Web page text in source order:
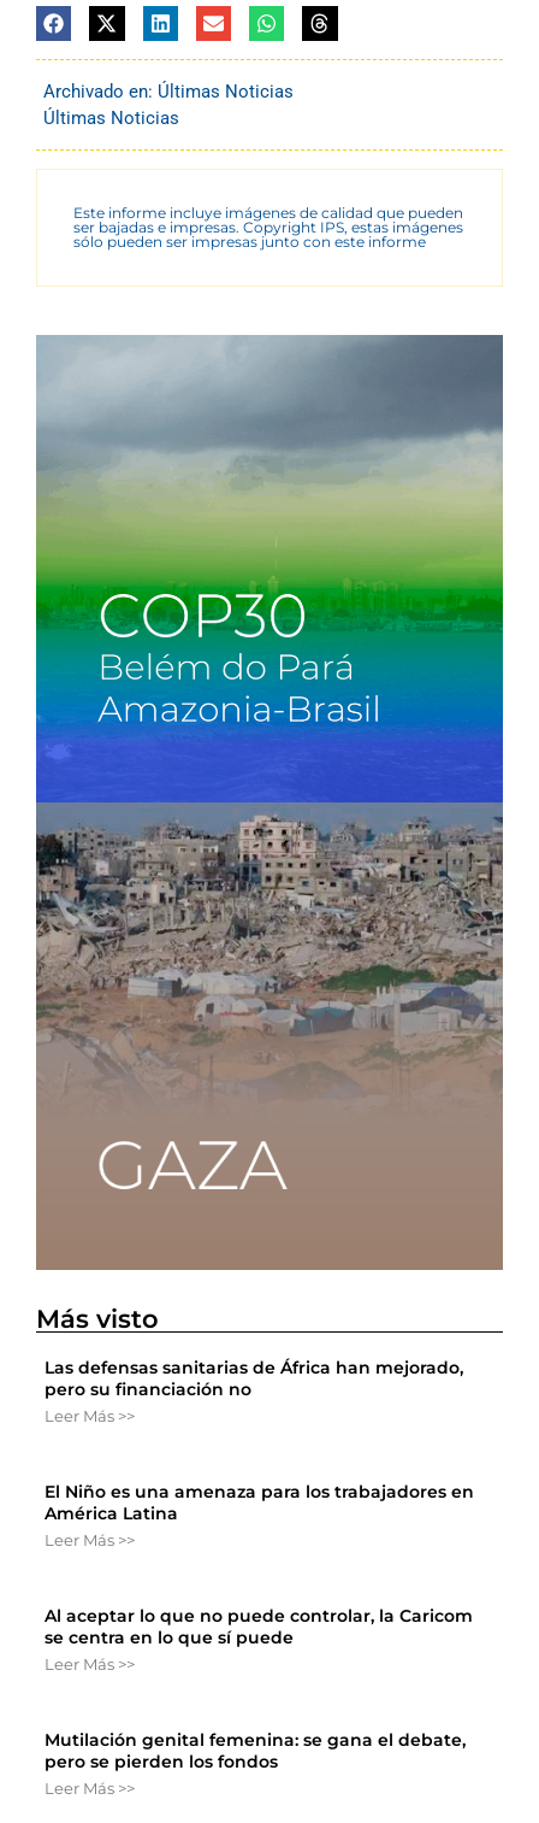
Archivado en: Últimas Noticias
Últimas Noticias
Este informe incluye imágenes de calidad que pueden
ser bajadas e impresas. Copyright IPS, estas imágenes
sólo pueden ser impresas junto con este informe
Más visto
Las defensas sanitarias de África han mejorado,
pero su financiación no
Leer Más >>
El Niño es una amenaza para los trabajadores en
América Latina
Leer Más >>
Al aceptar lo que no puede controlar, la Caricom
se centra en lo que sí puede
Leer Más >>
Mutilación genital femenina: se gana el debate,
pero se pierden los fondos
Leer Más >>